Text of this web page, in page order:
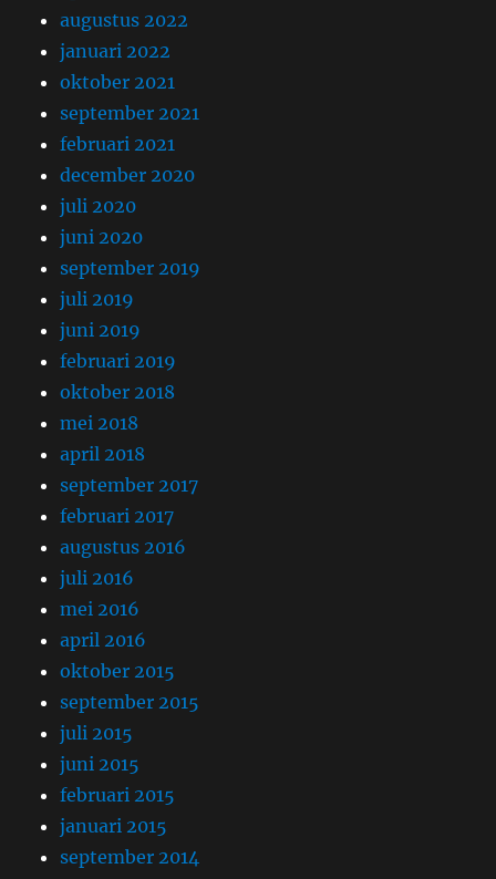
augustus 2022
januari 2022
oktober 2021
september 2021
februari 2021
december 2020
juli 2020
juni 2020
september 2019
juli 2019
juni 2019
februari 2019
oktober 2018
mei 2018
april 2018
september 2017
februari 2017
augustus 2016
juli 2016
mei 2016
april 2016
oktober 2015
september 2015
juli 2015
juni 2015
februari 2015
januari 2015
september 2014